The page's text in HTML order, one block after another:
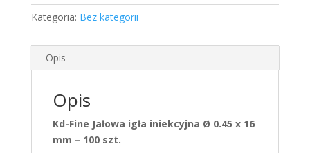
x
16
100
Kategoria: Bez kategorii
Opis
Opis
Kd-Fine Jałowa igła iniekcyjna Ø 0.45 x 16
mm – 100 szt.